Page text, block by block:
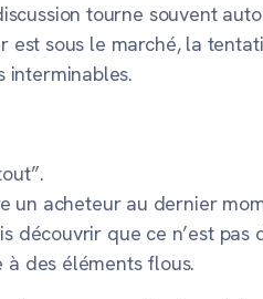
tourne souvent
sous le marché, la
interminables.
un acheteur au dernier
découvrir que ce n’est pas
des éléments flous.